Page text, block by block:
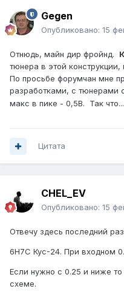
Gegen
Опубликовано: 15
Отнюдь, майн дир фройнд.
тюнера в этой
По просьбе форумчан мне
разработками, c тюнерами
макс в пике - 0,5В. Так
Цитата
CHEL_EV
Опубликовано: 15
Отвечу здесь последний
6Н7С Кус-24. При входном
Если нужно с 0.25 и ниже
схеме.